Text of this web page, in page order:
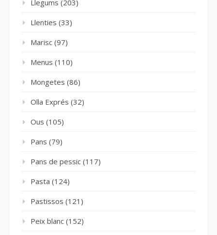
Llegums (203)
Llenties (33)
Marisc (97)
Menus (110)
Mongetes (86)
Olla Exprés (32)
Ous (105)
Pans (79)
Pans de pessic (117)
Pasta (124)
Pastissos (121)
Peix blanc (152)